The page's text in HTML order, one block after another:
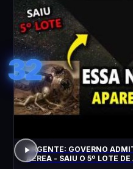
32
URGENTE: GOVERNO
AÉREA - SAIU O 5º LOTE